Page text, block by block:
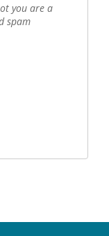
you are a
spam